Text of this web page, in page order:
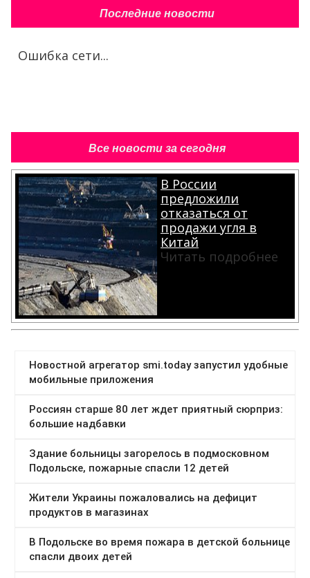
Последние новости
Ошибка сети...
Все новости за сегодня
В России
предложили
отказаться от
продажи угля в
Китай
Читать подробнее